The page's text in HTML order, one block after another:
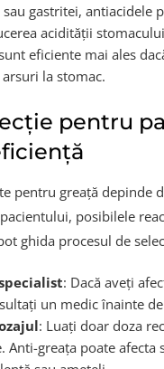
gastritei, antiacidele
acidității
eficiente mai ales
la stomac.
pentru
pentru greață depinde
posibilele
ghida procesul de
: Dacă aveți
un medic înainte
: Luați doar doza
Anti-greața poate